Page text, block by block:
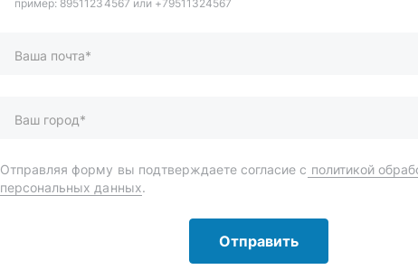
Отправить
Доставка и оплата
+7 (904) 945-52-55